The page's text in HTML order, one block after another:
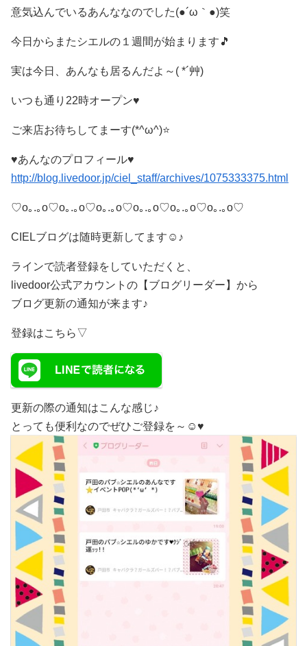
意気込んでいるあんななのでした(●´ω｀●)笑
今日からまたシエルの１週間が始まります🎵
実は今日、あんなも居るんだよ～( *´艸)
いつも通り22時オープン♥️
ご来店お待ちしてまーす(*^ω^)⭐
♥️あんなのプロフィール♥️
http://blog.livedoor.jp/ciel_staff/archives/1075333375.html
♡o｡.｡o♡o｡.｡o♡o｡.｡o♡o｡.｡o♡o｡.｡o♡o｡.｡o♡
CIELブログは随時更新してます☺️♪
ラインで読者登録をしていただくと、
livedoor公式アカウントの【ブログリーダー】から
ブログ更新の通知が来ます♪
登録はこちら▽
更新の際の通知はこんな感じ♪
とっても便利なのでぜひご登録を～☺️♥️